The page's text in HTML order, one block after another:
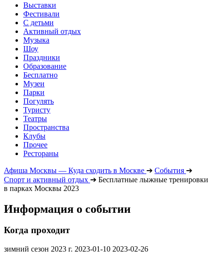
Выставки
Фестивали
С детьми
Активный отдых
Музыка
Шоу
Праздники
Образование
Бесплатно
Музеи
Парки
Погулять
Туристу
Театры
Пространства
Клубы
Прочее
Рестораны
Афиша Москвы — Куда сходить в Москве ➔ События ➔
Спорт и активный отдых ➔ Бесплатные лыжные тренировки
в парках Москвы 2023
Информация о событии
Когда проходит
зимний сезон 2023 г. 2023-01-10 2023-02-26